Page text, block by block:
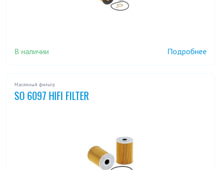
В наличии Подробнее
Масляный фильтр
SO 6097 HIFI FILTER